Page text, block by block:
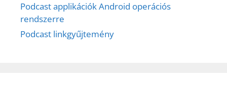
Podcast applikációk Android operációs
rendszerre
Podcast linkgyűjtemény